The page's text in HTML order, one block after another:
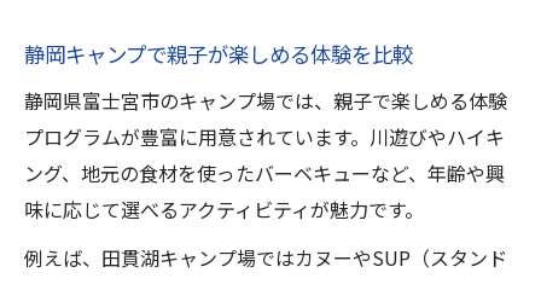
静岡キャンプで親子が楽しめる体験を比較
静岡県富士宮市のキャンプ場では、親子で楽しめる体験
プログラムが豊富に用意されています。川遊びやハイキ
ング、地元の食材を使ったバーベキューなど、年齢や興
味に応じて選べるアクティビティが魅力です。
例えば、田貫湖キャンプ場ではカヌーやSUP（スタンド